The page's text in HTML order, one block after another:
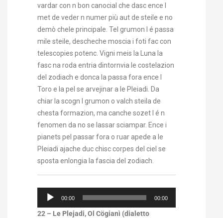
vardar con n bon canocial che dasc ence l
met de veder n numer più aut de steile e no
demò chele principale. Tel grumon l é passa
mile steile, descheche moscia i foti fac con
telescopies potenc. Vigni meis la Luna la
fasc na roda entria dintornvia le costelazion
del zodiach e donca la passa fora ence l
Toro e la pel se arvejinar a le Pleiadi. Da
chiar la scogn l grumon o valch steila de
chesta formazion, ma canche sozet l é n
fenomen da no se lassar sciampar. Ence i
pianets pel passar fora o ruar apede a le
Pleiadi ajache duc chisc corpes del ciel se
sposta enlongia la fascia del zodiach.
Audio
00:00 00:00
22 – Le Plejadi, Ol Cögianì (dialetto